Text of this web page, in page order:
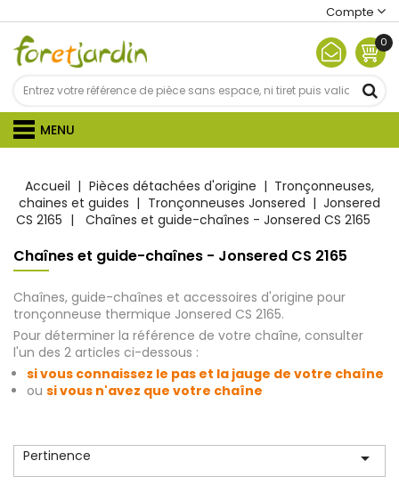
Compte
0
MENU
Accueil Pièces détachées d'origine
Tronçonneuses,
chaines et guides
Tronçonneuses Jonsered
Jonsered
CS 2165
Chaînes et guide-chaînes - Jonsered CS 2165
Chaînes et guide-chaînes - Jonsered CS 2165
Chaînes, guide-chaînes et accessoires d'origine pour
tronçonneuse thermique Jonsered CS 2165.
Pour déterminer la référence de votre chaîne, consulter
l'un des 2 articles ci-dessous :
si vous connaissez le pas et la jauge de votre chaîne
ou si vous n'avez que votre chaîne
Pertinence 